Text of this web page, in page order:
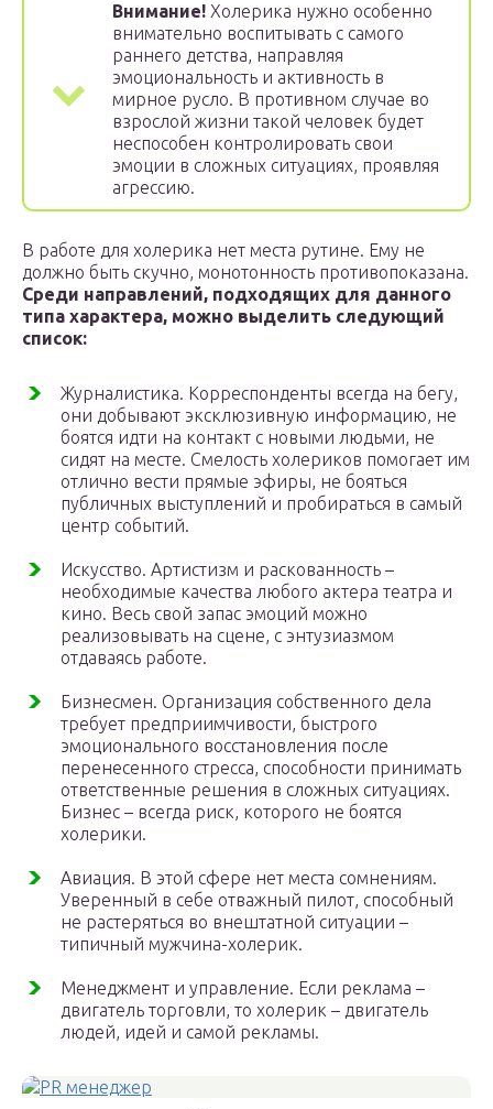
Внимание! Холерика нужно особенно
внимательно воспитывать с самого
раннего детства, направляя
эмоциональность и активность в
мирное русло. В противном случае во
взрослой жизни такой человек будет
неспособен контролировать свои
эмоции в сложных ситуациях, проявляя
агрессию.
В работе для холерика нет места рутине. Ему не
должно быть скучно, монотонность противопоказана.
Среди направлений, подходящих для данного
типа характера, можно выделить следующий
список:
Журналистика. Корреспонденты всегда на бегу,
они добывают эксклюзивную информацию, не
боятся идти на контакт с новыми людьми, не
сидят на месте. Смелость холериков помогает им
отлично вести прямые эфиры, не бояться
публичных выступлений и пробираться в самый
центр событий.
Искусство. Артистизм и раскованность –
необходимые качества любого актера театра и
кино. Весь свой запас эмоций можно
реализовывать на сцене, с энтузиазмом
отдаваясь работе.
Бизнесмен. Организация собственного дела
требует предприимчивости, быстрого
эмоционального восстановления после
перенесенного стресса, способности принимать
ответственные решения в сложных ситуациях.
Бизнес – всегда риск, которого не боятся
холерики.
Авиация. В этой сфере нет места сомнениям.
Уверенный в себе отважный пилот, способный
не растеряться во внештатной ситуации –
типичный мужчина-холерик.
Менеджмент и управление. Если реклама –
двигатель торговли, то холерик – двигатель
людей, идей и самой рекламы.